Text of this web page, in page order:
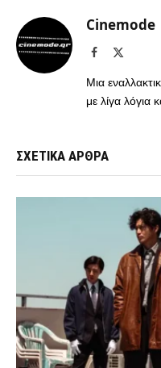
Cinemode
Facebook
Μια
με λίγα λόγια
ΣΧΕΤΙΚΑ ΑΡΘΡΑ